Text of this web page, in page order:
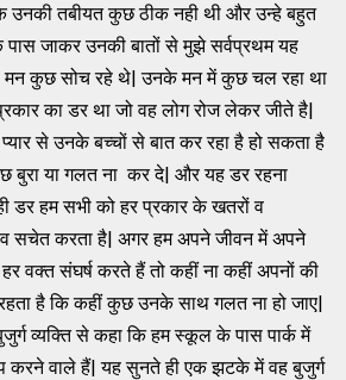
उनकी तबीयत कुछ ठीक नही थी और उन्हे बहुत
जाकर उनकी बातों से मुझे सर्वप्रथम यह
मन कुछ सोच रहे थे| उनके मन में कुछ चल रहा था
का डर था जो वह लोग रोज लेकर जीते है|
से उनके बच्चों से बात कर रहा है हो सकता है
बुरा या गलत ना कर दे| और यह डर रहना
डर हम सभी को हर प्रकार के खतरों व
सचेत करता है| अगर हम अपने जीवन में अपने
वक्त संघर्ष करते हैं तो कहीं ना कहीं अपनों की
रहता है कि कहीं कुछ उनके साथ गलत ना हो जाए|
व्यक्ति से कहा कि हम स्कूल के पास पार्क में
करने वाले हैं| यह सुनते ही एक झटके में वह बुजुर्ग